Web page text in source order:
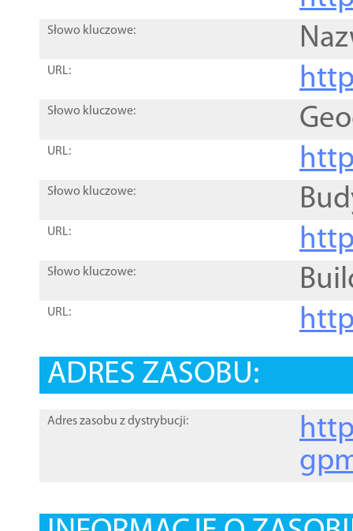
Słowo kluczowe:
URL:
Słowo kluczowe:
URL:
Słowo kluczowe:
URL:
Słowo kluczowe:
URL:
ADRES ZASOBU:
Adres zasobu z dystrybucji: